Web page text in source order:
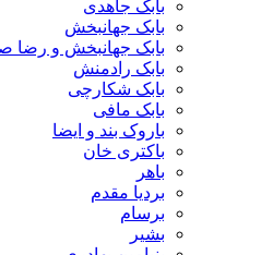
بابک جاهدی
بابک جهانبخش
بابک جهانبخش و رضا
بابک رادمنش
بابک شکارچی
بابک مافی
باروک بند و ایضا
باکتری خان
باهر
بردیا مقدم
برسام
بشیر